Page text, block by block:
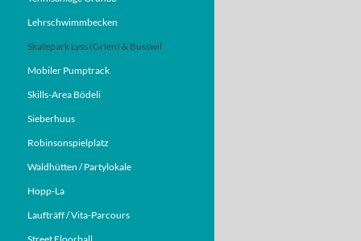
Lehrschwimmbecken
Skatepark Lyss (Grien) & Busswil
Mobiler Pumptrack
Skills-Area Bödeli
Sieberhuus
Robinsonspielplatz
Waldhütten / Partylokale
Hopp-La
Laufträff / Vita-Parcours